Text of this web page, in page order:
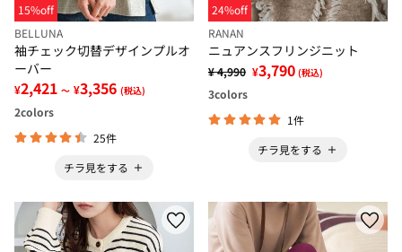
15%off
BELLUNA
袖チェック切替デザインプルオ
ーバー
¥2,421 ～ ¥3,356 (税込)
2colors
25件
チラ見をする
24%off
RANAN
ニュアンスフリンジニット
¥ 4,990 ¥3,790 (税込)
3colors
1件
チラ見をする